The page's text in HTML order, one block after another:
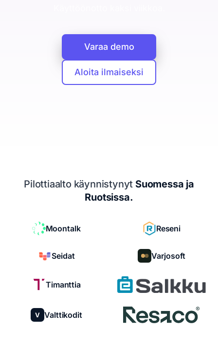
Booking Agent
Chat-keskustelusta myyjän kalenteriin
Varaa demo
Aloita ilmaiseksi
Pilottiaalto käynnistynyt Suomessa ja
Ruotsissa.
Moontalk Reseni
Seidat Varjosoft
Timanttia
V Valttikodit